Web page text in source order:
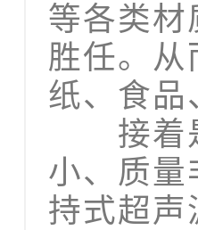
等各类材
胜任。
纸、食品
接着是
小、质量
持式超声